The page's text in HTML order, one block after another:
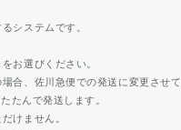
システムです。
お選びください。
合、佐川急便での発送に変更させ
たんで発送します。
けません。